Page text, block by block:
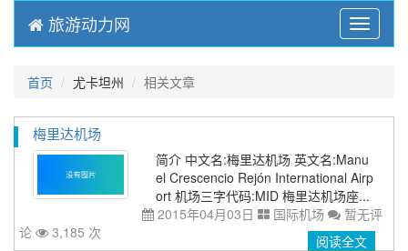
Menu
旅游动力网
首页 尤卡坦州 相关文章
梅里达机场
简介 中文名:梅里达机场 英文名:Manu
el Crescencio Rejón International Airp
ort 机场三字代码:MID 梅里达机场座...
2015年04月03日
国际机场
暂无评
论
3,185 次 阅读全文